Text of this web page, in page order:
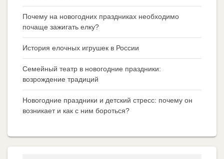
Почему на новогодних праздниках необходимо
почаще зажигать елку?
История елочных игрушек в России
Семейный театр в новогодние праздники:
возрождение традиций
Новогодние праздники и детский стресс: почему он
возникает и как с ним бороться?